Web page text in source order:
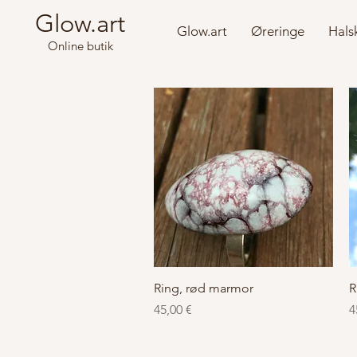
Glow.art Glow.art Øreringe
Online butik
Hurtigvisning
Ring, rød marmor
Pris
45,00 €